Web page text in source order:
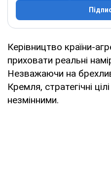
Керівництво країни-
приховати реальні
Незважаючи на
Кремля, стратегічні
незмінними.